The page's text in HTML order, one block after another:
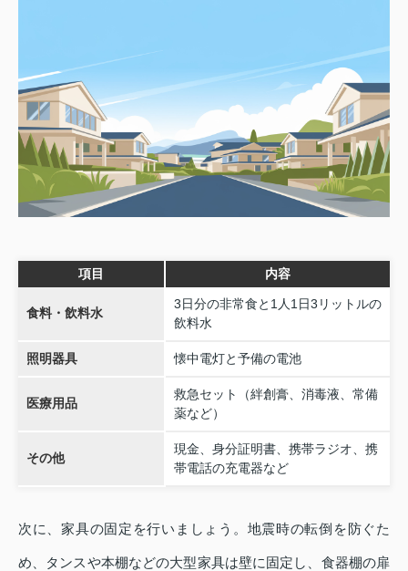
項目 内容
食料・飲料水
3日分の非常食と1人1日3リットルの
飲料水
照明器具 懐中電灯と予備の電池
医療用品
救急セット（絆創膏、消毒液、常備
薬など）
その他
現金、身分証明書、携帯ラジオ、携
帯電話の充電器など
次に、家具の固定を行いましょう。地震時の転倒を防ぐた
め、タンスや本棚などの大型家具は壁に固定し、食器棚の扉